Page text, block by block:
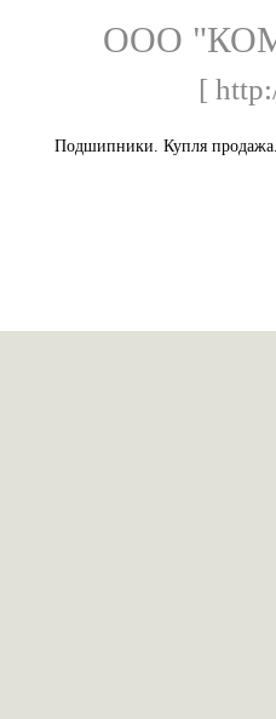
ООО
[
Подшипники. Купля